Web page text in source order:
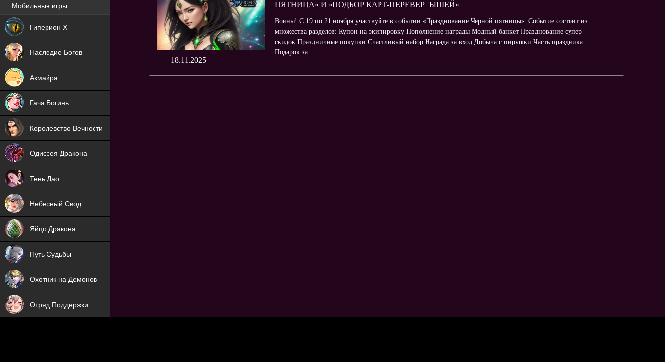
18.11.2025
ПЯТНИЦА» И «ПОДБОР КАРТ-ПЕРЕВЕРТЫШЕЙ»
Воины! С 19 по 21 ноября участвуйте в событии «Празднование Черной пятницы». Событие состоит из
множества разделов: Купон на экипировку Пополнение награды Модный банкет Празднование супер
скидок Праздничные покупки Счастливый набор Награда за вход Добыча с пирушки Часть праздника
Подарок за...
Мобильные игры
Гиперион Х
Наследие Богов
NEW
Акмайра
NEW
Гача Богинь
NEW
Королевство Вечности
NEW
Одиссея Дракона
NEW
Тень Дао
NEW
Небесный Свод
NEW
Яйцо Дракона
NEW
Путь Судьбы
NEW
Охотник на Демонов
ХИТ
Отряд Поддержки
ХИТ